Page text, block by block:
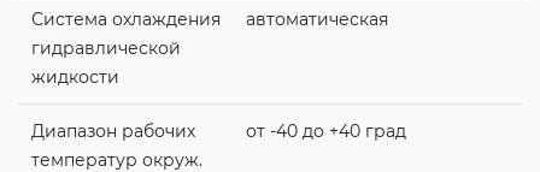
Система охлаждения
гидравлической
жидкости
автоматическая
Диапазон рабочих
температур окруж.
от -40 до +40 град